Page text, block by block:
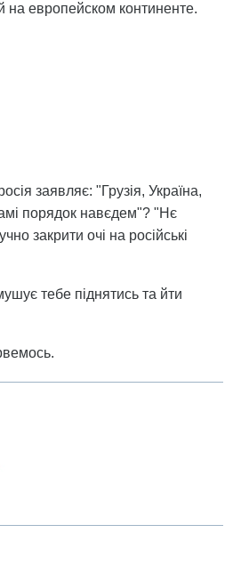
на европейском континенте.
заявляє: "Грузія, Україна,
порядок навєдем"? "Нє
закрити очі на російські
тебе піднятись та йти